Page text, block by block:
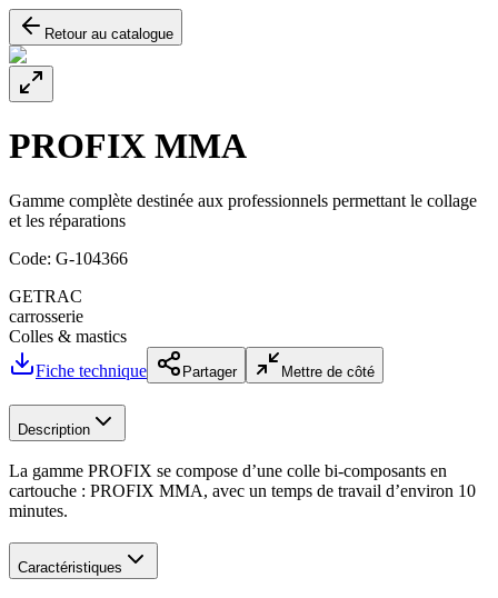
Retour au catalogue
PROFIX MMA
Gamme complète destinée aux professionnels permettant le collage
et les réparations
Code: G-104366
GETRAC
carrosserie
Colles & mastics
Fiche technique
Partager Mettre de côté
Description
La gamme PROFIX se compose d’une colle bi-composants en
cartouche : PROFIX MMA, avec un temps de travail d’environ 10
minutes.
Caractéristiques